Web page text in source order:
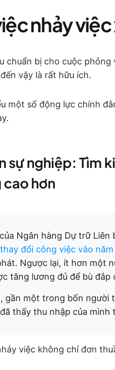
nhảy
chuẩn bị cho cuộc
vậy là rất hữu ích.
một số động lực chính
sự nghiệp: Tìm
hơn
Ngân hàng Dự trữ Liên
đổi công việc vào
Ngược lại, ít hơn một
tăng lương đủ để bù đắp
gần một trong bốn người
thấy thu nhập của
việc không chỉ đơn